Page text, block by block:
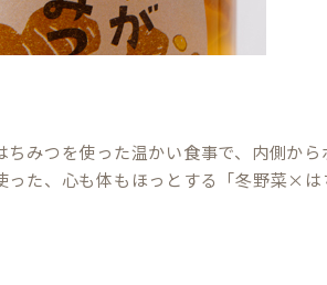
みつを使った温かい食事で、内側から
った、心も体もほっとする「冬野菜×